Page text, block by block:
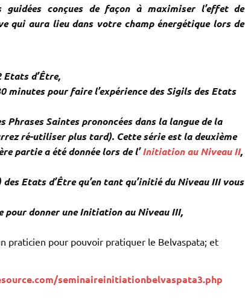
guidées conçues de façon à maximiser l’effet de
aura lieu dans votre champ énergétique lors de
d’Être,
minutes pour faire l’expérience des Sigils des Etats
Phrases Saintes prononcées dans la langue de la
ré-utiliser plus tard). Cette série est la deuxième
partie a été donnée lors de l’Initiation au Niveau II,
Etats d’Être qu’en tant qu’initié du Niveau III vous
pour donner une Initiation au Niveau III,
praticien pour pouvoir pratiquer le Belvaspata; et
seminaireinitiationbelvaspata3.php